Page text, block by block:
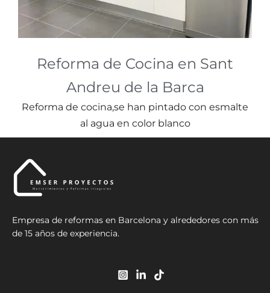
Reforma de Cocina en Sant
Andreu de la Barca
Reforma de cocina,se han pintado con esmalte
al agua en color blanco
Empresa de reformas en Barcelona y alrededores con más
de 15 años de experiencia.